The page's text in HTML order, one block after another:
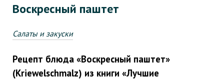
Воскресный паштет
Салаты и закуски
Рецепт блюда «Воскресный паштет»
(Kriewelschmalz) из книги «Лучшие